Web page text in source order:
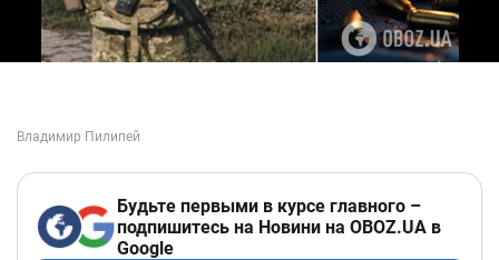
Будьте первыми в курсе главного –
подпишитесь на Новини на OBOZ.UA в
Google